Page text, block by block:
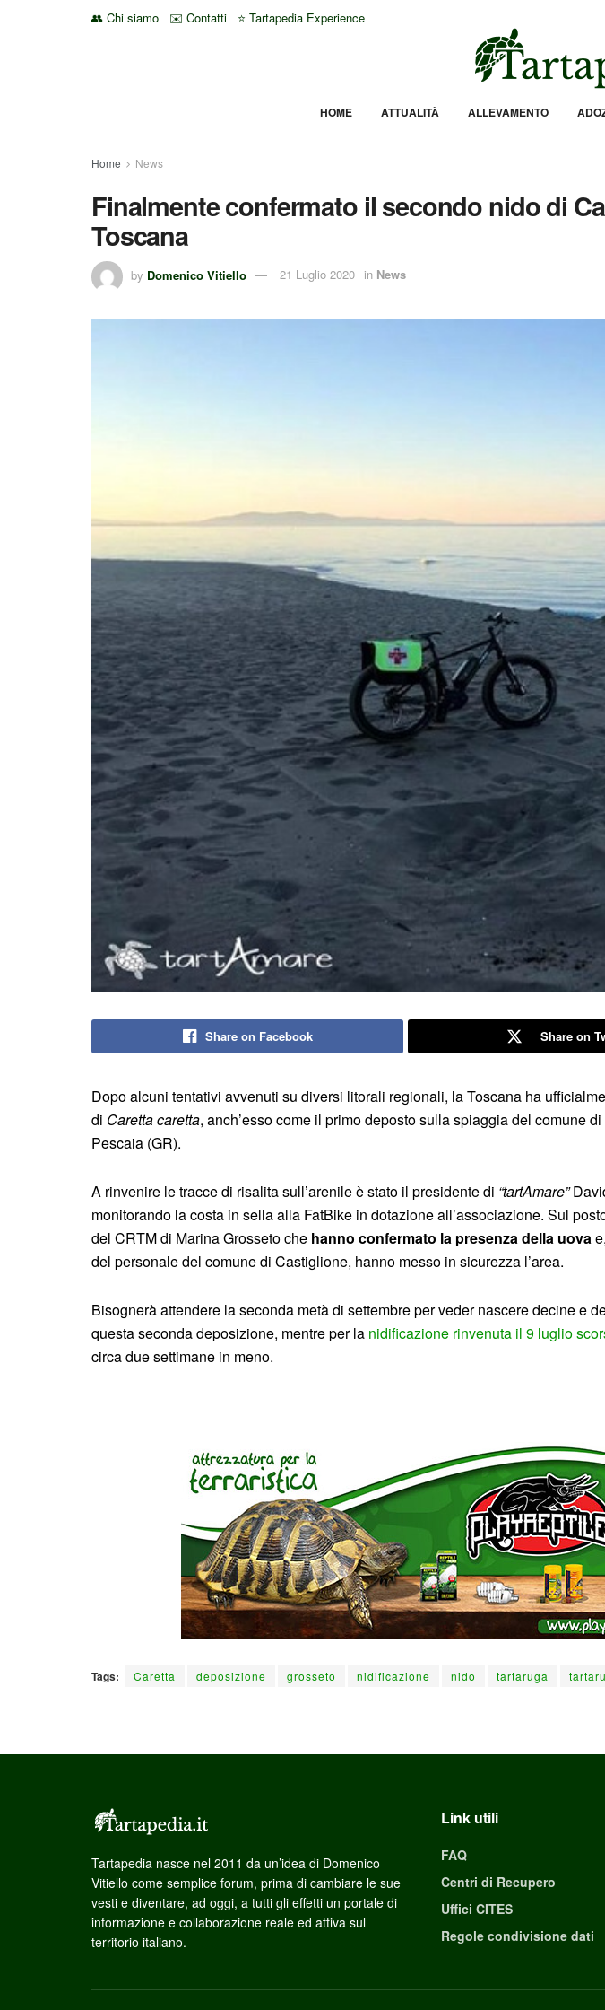
👥 Chi siamo ✉️ Contatti ⭐ Tartapedia Experience
HOME ATTUALITÀ ALLEVAMENTO
Home News
Finalmente confermato il secondo nido di
Toscana
by Domenico Vitiello 21 Luglio 2020 in News
Share on Facebook Share on
Dopo alcuni tentativi avvenuti su diversi litorali regionali, la Toscana ha
di Caretta caretta, anch’esso come il primo deposto sulla spiaggia del comune
Pescaia (GR).
A rinvenire le tracce di risalita sull’arenile è stato il presidente di “tartAmare”
monitorando la costa in sella alla FatBike in dotazione all’associazione. Sul
del CRTM di Marina Grosseto che hanno confermato la presenza della uova
del personale del comune di Castiglione, hanno messo in sicurezza l’area.
Bisognerà attendere la seconda metà di settembre per veder nascere decine e
questa seconda deposizione, mentre per la nidificazione rinvenuta il 9 luglio
circa due settimane in meno.
Tags: Caretta deposizione grosseto nidificazione nido tartaruga
Tartapedia nasce nel 2011 da un’idea di Domenico
Vitiello come semplice forum, prima di cambiare le sue
vesti e diventare, ad oggi, a tutti gli effetti un portale di
informazione e collaborazione reale ed attiva sul
territorio italiano.
Link utili
FAQ
Centri di Recupero
Uffici CITES
Regole condivisione dati